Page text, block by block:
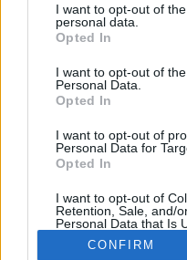
not limited to your visit or
grant or deny consent to
use your data for below
consent section.
I want to opt-out of
personal data.
Opted In
I want to opt-out of
Personal Data.
Opted In
I want to opt-out of
Personal Data for
Opted In
I want to opt-out of
Retention, Sale, and/
Personal Data that Is
Purposes for which it
Opted Out
CONFIRM
Betegségek A-Z
Vizsgálat
Kezelés
Életmódváltás
Kutatás
Prevenció
Hírek
Kisállatok
#influenza